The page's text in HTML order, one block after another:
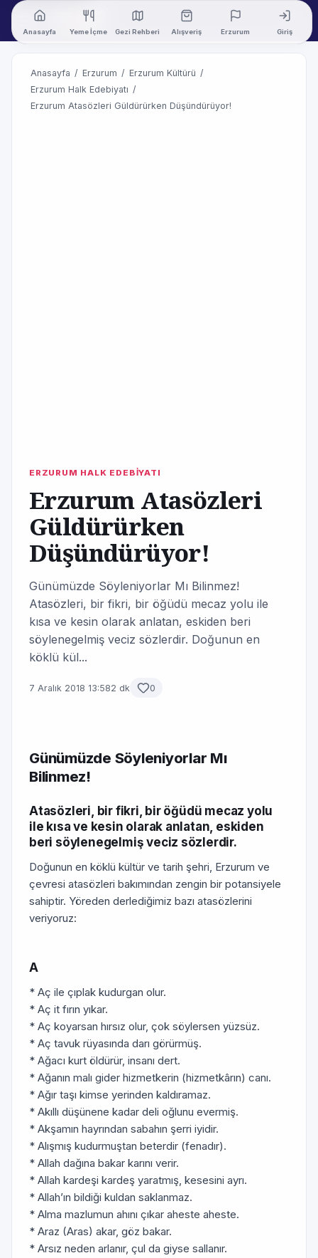
Anasayfa Yeme İçme Gezi Rehberi Alışveriş Erzurum Giriş
Anasayfa / Erzurum / Erzurum Kültürü /
Erzurum Halk Edebiyatı /
Erzurum Atasözleri Güldürürken Düşündürüyor!
ERZURUM HALK EDEBİYATI
Erzurum Atasözleri
Güldürürken
Düşündürüyor!
Günümüzde Söyleniyorlar Mı Bilinmez!
Atasözleri, bir fikri, bir öğüdü mecaz yolu ile
kısa ve kesin olarak anlatan, eskiden beri
söylenegelmiş veciz sözlerdir. Doğunun en
köklü kül...
7 Aralık 2018 13:582 dk 0
Günümüzde Söyleniyorlar Mı
Bilinmez!
Atasözleri, bir fikri, bir öğüdü mecaz yolu
ile kısa ve kesin olarak anlatan, eskiden
beri söylenegelmiş veciz sözlerdir.
Doğunun en köklü kültür ve tarih şehri, Erzurum ve
çevresi atasözleri bakımından zengin bir potansiyele
sahiptir. Yöreden derlediğimiz bazı atasözlerini
veriyoruz:
A
* Aç ile çıplak kudurgan olur.
* Aç it fırın yıkar.
* Aç koyarsan hırsız olur, çok söylersen yüzsüz.
* Aç tavuk rüyasında darı görürmüş.
* Ağacı kurt öldürür, insanı dert.
* Ağanın malı gider hizmetkerin (hizmetkârın) canı.
* Ağır taşı kimse yerinden kaldıramaz.
* Akıllı düşünene kadar deli oğlunu evermiş.
* Akşamın hayrından sabahın şerri iyidir.
* Alışmış kudurmuştan beterdir (fenadır).
* Allah dağına bakar karını verir.
* Allah kardeşi kardeş yaratmış, kesesini ayrı.
* Allah’ın bildiği kuldan saklanmaz.
* Alma mazlumun ahını çıkar aheste aheste.
* Araz (Aras) akar, göz bakar.
* Arsız neden arlanır, çul da giyse sallanır.